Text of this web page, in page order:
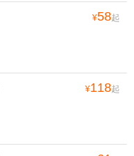
¥58起
¥118起